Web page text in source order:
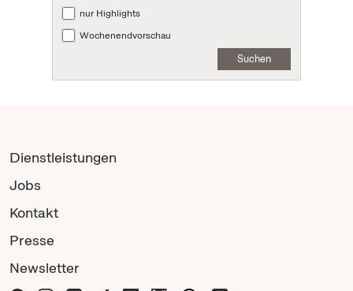
nur Highlights
Wochenendvorschau
Suchen
Dienstleistungen
Jobs
Kontakt
Presse
Newsletter